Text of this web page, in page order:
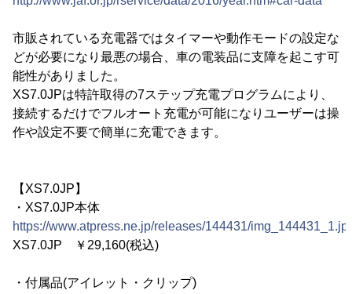
市販されている充電器ではタイマーや動作モードの設定な
どが必要になり最悪の場合、車の電装品に支障を起こす可
能性がありました。
XS7.0JPは特許取得の7ステップ充電プログラムにより、
接続するだけでフルオート充電が可能になりユーザーは操
作や設定不要で簡単に充電できます。
【XS7.0JP】
・XS7.0JP本体
https://www.atpress.ne.jp/releases/144431/
XS7.0JP ￥29,160(税込)
・付属品(アイレット・クリップ)